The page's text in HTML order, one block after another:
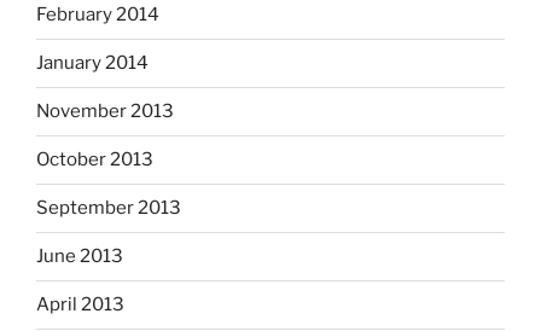
February 2014
January 2014
November 2013
October 2013
September 2013
June 2013
April 2013